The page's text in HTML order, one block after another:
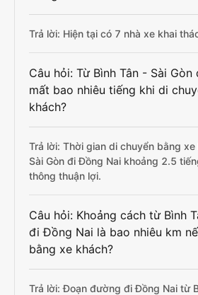
Trả lời: Hiện tại có 7 nhà xe khai
Câu hỏi: Từ Bình Tân - Sài
mất bao nhiêu tiếng khi di
khách?
Trả lời: Thời gian di chuyển bằng
Sài Gòn đi Đồng Nai khoảng 2.5
thông thuận lợi.
Câu hỏi: Khoảng cách từ Bình
đi Đồng Nai là bao nhiêu km
bằng xe khách?
Trả lời: Đoạn đường đi Đồng Nai từ